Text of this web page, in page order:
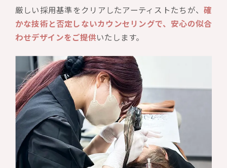
厳しい採用基準をクリアしたアーティストたちが、確
かな技術と否定しないカウンセリングで、安心の似合
わせデザインをご提供いたします。